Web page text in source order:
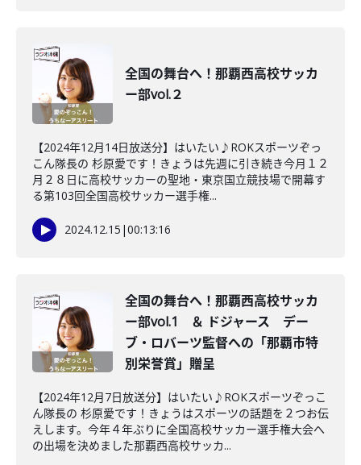
全国の舞台へ！那覇西高校サッカ
ー部vol.２
【2024年12月14日放送分】はいたい♪ROKスポーツぞっ
こん隊長の 杉原愛です！きょうは先週に引き続き今月１２
月２８日に高校サッカーの聖地・東京国立競技場で開幕す
る第103回全国高校サッカー選手権...
2024.12.15 |00:13:16
全国の舞台へ！那覇西高校サッカ
ー部vol.1 ＆ ドジャース デー
ブ・ロバーツ監督への「那覇市特
別栄誉賞」贈呈
【2024年12月7日放送分】はいたい♪ROKスポーツぞっこ
ん隊長の 杉原愛です！きょうはスポーツの話題を２つお伝
えします。今年４年ぶりに全国高校サッカー選手権大会へ
の出場を決めました那覇西高校サッカ...